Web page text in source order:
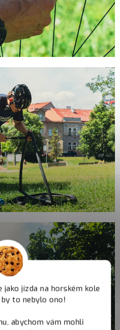
jako jízda na horském kole
to nebylo ono!
abychom vám mohli